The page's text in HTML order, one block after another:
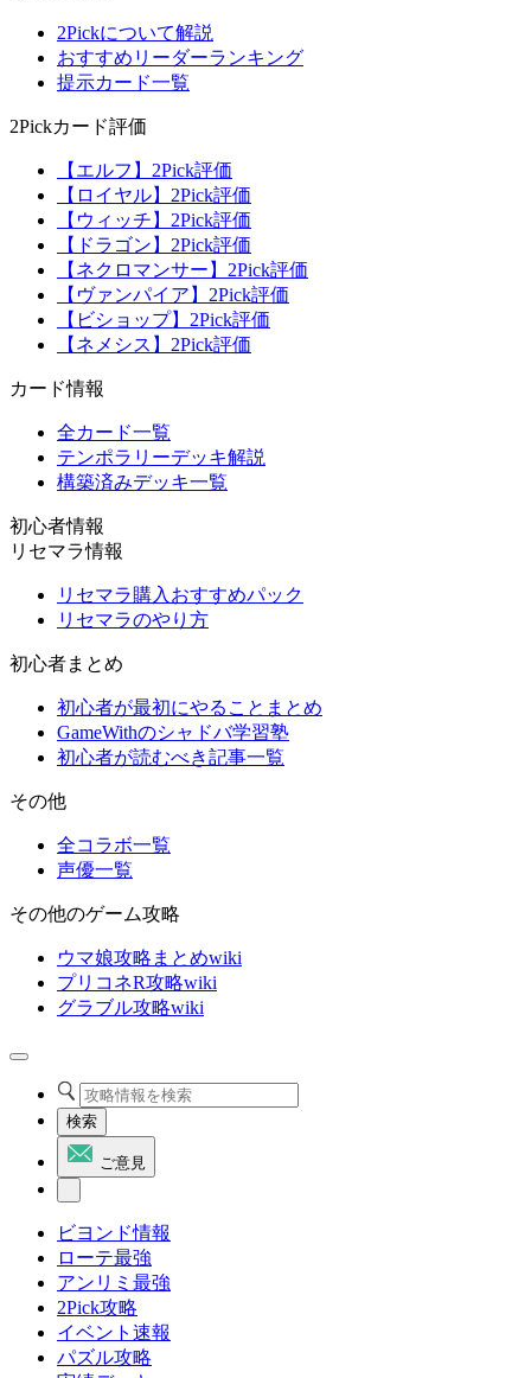
2Pickについて解説
おすすめリーダーランキング
提示カード一覧
2Pickカード評価
【エルフ】2Pick評価
【ロイヤル】2Pick評価
【ウィッチ】2Pick評価
【ドラゴン】2Pick評価
【ネクロマンサー】2Pick評価
【ヴァンパイア】2Pick評価
【ビショップ】2Pick評価
【ネメシス】2Pick評価
カード情報
全カード一覧
テンポラリーデッキ解説
構築済みデッキ一覧
初心者情報
リセマラ情報
リセマラ購入おすすめパック
リセマラのやり方
初心者まとめ
初心者が最初にやることまとめ
GameWithのシャドバ学習塾
初心者が読むべき記事一覧
その他
全コラボ一覧
声優一覧
その他のゲーム攻略
ウマ娘攻略まとめwiki
プリコネR攻略wiki
グラブル攻略wiki
検索
ご意見
ビヨンド情報
ローテ最強
アンリミ最強
2Pick攻略
イベント速報
パズル攻略